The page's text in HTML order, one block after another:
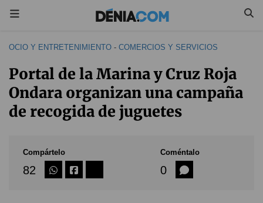
OCIO Y ENTRETENIMIENTO - COMERCIOS Y SERVICIOS
Portal de la Marina y Cruz Roja
Ondara organizan una campaña
de recogida de juguetes
Compártelo
82
Coméntalo
0